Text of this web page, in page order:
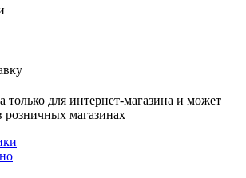
только для интернет-магазина и может
розничных магазинах